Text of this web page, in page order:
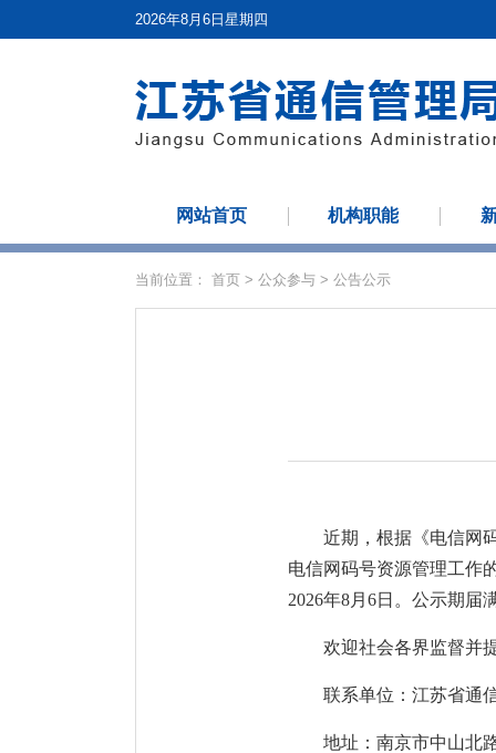
2026年8月6日星期四
网站首页 机构职能
当前位置： 首页 > 公众参与 > 公告公示
近期，根据《电信网
电信网码号资源管理工作
2026年8月6日。公示期届
欢迎社会各界监督并
联系单位：江苏省通
地址：南京市中山北